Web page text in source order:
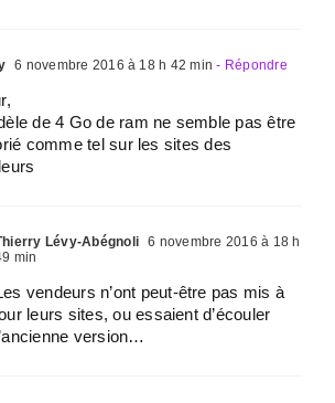
6 novembre 2016 à 18 h 42 min - Répondre
de 4 Go de ram ne semble pas être
comme tel sur les sites des
Lévy-Abégnoli 6 novembre 2016 à 18 h
min
vendeurs n’ont peut-être pas mis à
leurs sites, ou essaient d’écouler
version…